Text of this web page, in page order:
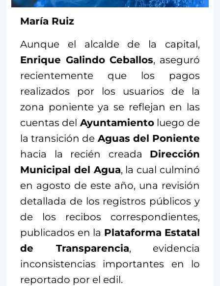
María Ruiz
Aunque el alcalde de la capital,
Enrique Galindo Ceballos, aseguró
recientemente que los pagos
realizados por los usuarios de la
zona poniente ya se reflejan en las
cuentas del Ayuntamientoluego de
la transición de Aguas del Poniente
hacia la recién creada Dirección
Municipal del Agua, la cual culminó
en agosto de este año, una revisión
detallada de los registros públicos y
de los recibos correspondientes,
publicados en la Plataforma Estatal
de Transparencia, evidencia
inconsistencias importantes en lo
reportado por el edil.